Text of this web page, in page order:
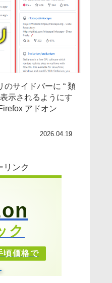
のサイドバーに “ 類
示されるようにす
2026.04.19
リンク
ク
頃価格で